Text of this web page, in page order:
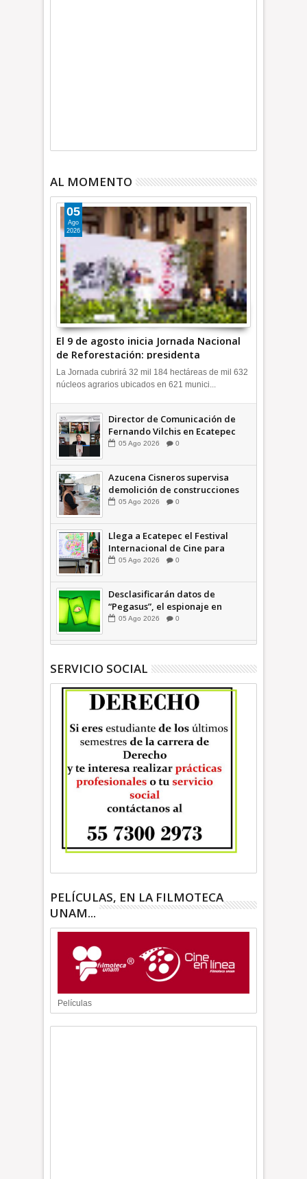
AL MOMENTO
El 9 de agosto inicia Jornada Nacional
de Reforestación: presidenta
Sheinbaum +Video INFORMATIVA
05
Ago
2026
La Jornada cubrirá 32 mil 184 hectáreas de mil 632
núcleos agrarios ubicados en 621 munici...
Director de Comunicación de
Fernando Vilchis en Ecatepec
financió publicaciones en redes
Cisneros: TEEM INFORMATIVA
05 Ago 2026 0
Azucena Cisneros supervisa
demolición de construcciones
ilegales en zona federal
05 Ago 2026 0
Llega a Ecatepec el Festival
Internacional de Cine para
Niños (… y no tan Niños) +Video
05 Ago 2026 0
Desclasificarán datos de
“Pegasus”, el espionaje en
México que afectó a cientos de
TIEMPO
05 Ago 2026 0
SERVICIO SOCIAL
PELÍCULAS, EN LA FILMOTECA
UNAM...
Películas